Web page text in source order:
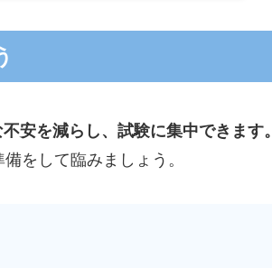
安を減らし、試験に集中できます。
をして臨みましょう。